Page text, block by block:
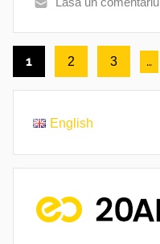
Paginație
articole
1 2 3 …
English